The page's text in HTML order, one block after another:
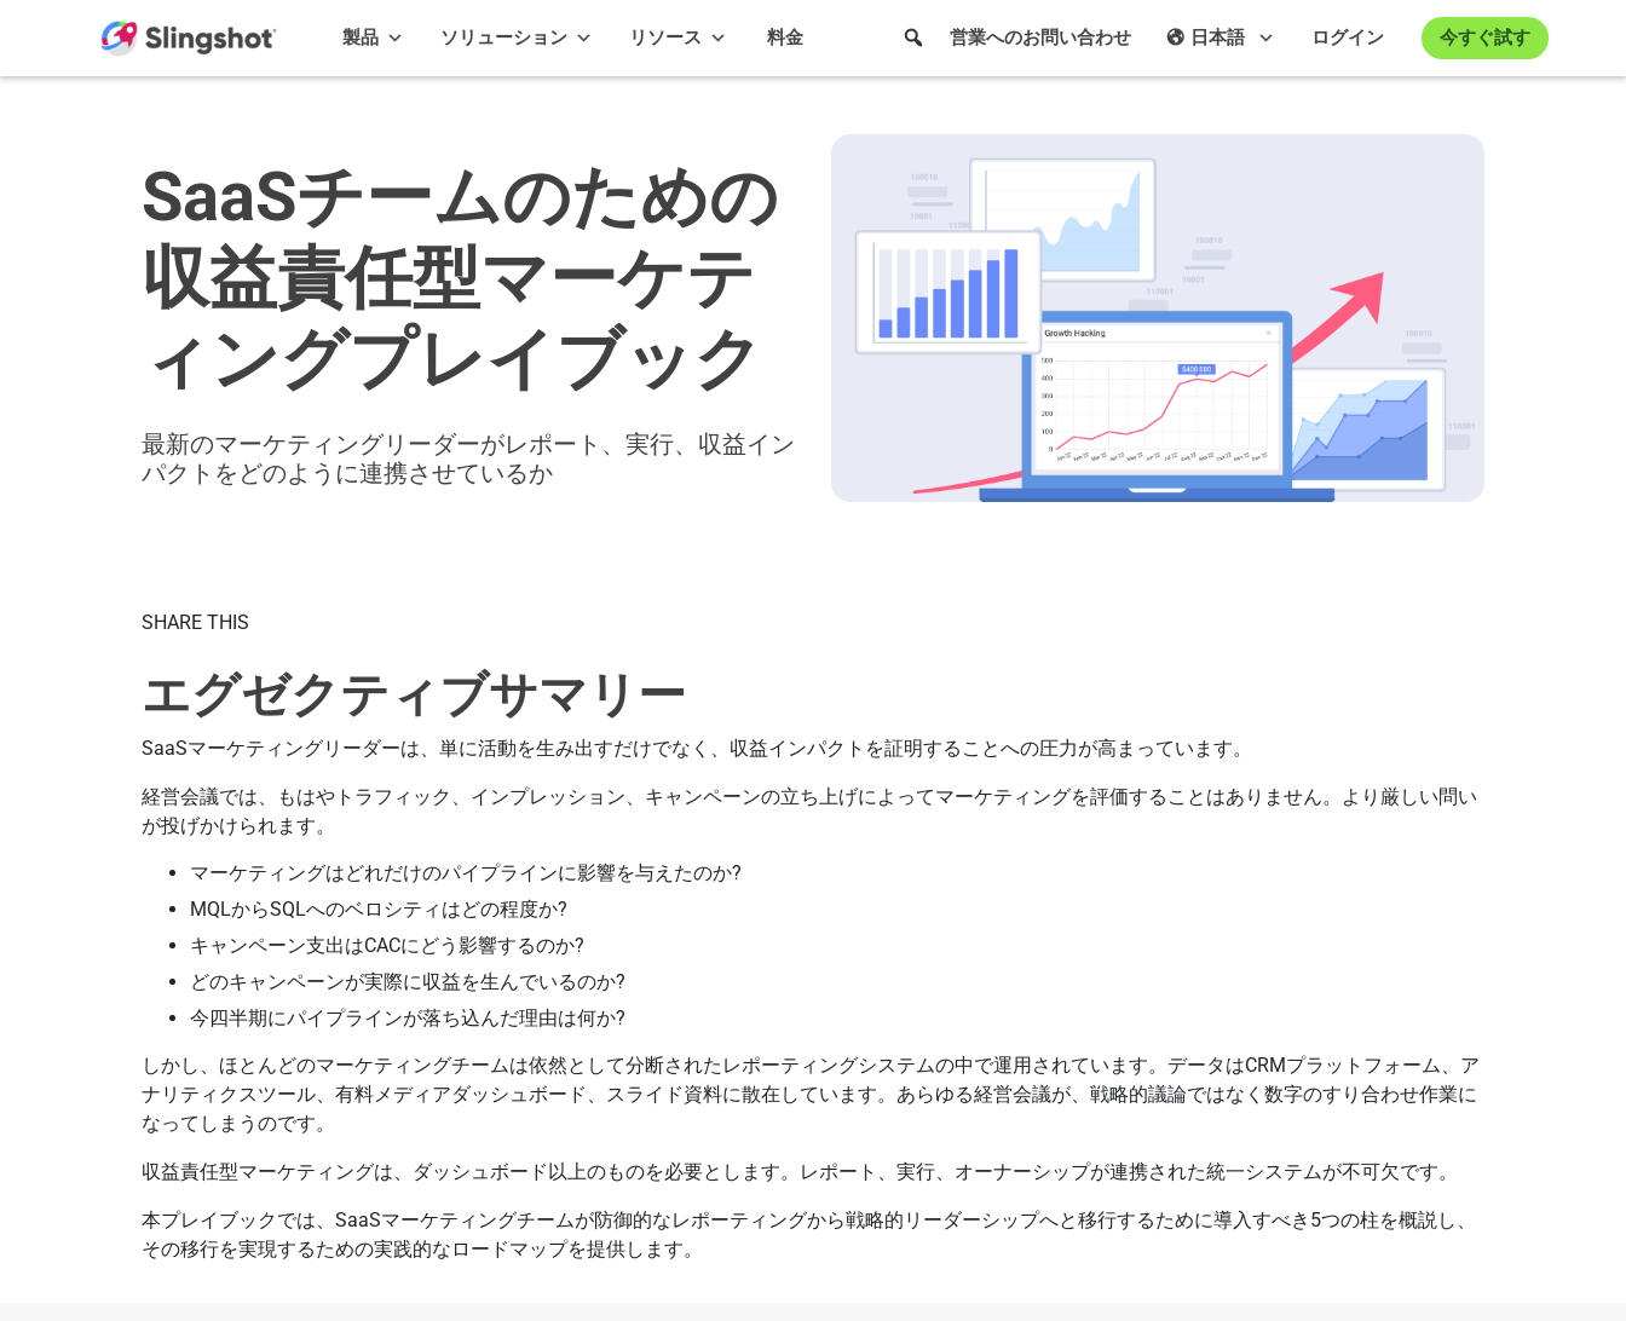
製品 ソリューション リソース 料金 今すぐ試す
ログイン
日本語
営業へのお問い合わせ
SaaSチームのための
収益責任型マーケテ
ィングプレイブック
最新のマーケティングリーダーがレポート、実行、収益イン
パクトをどのように連携させているか
SHARE THIS
エグゼクティブサマリー
SaaSマーケティングリーダーは、単に活動を生み出すだけでなく、収益インパクトを証明することへの圧力が高まっています。
経営会議では、もはやトラフィック、インプレッション、キャンペーンの立ち上げによってマーケティングを評価することはありません。より厳しい問い
が投げかけられます。
マーケティングはどれだけのパイプラインに影響を与えたのか?
MQLからSQLへのベロシティはどの程度か?
キャンペーン支出はCACにどう影響するのか?
どのキャンペーンが実際に収益を生んでいるのか?
今四半期にパイプラインが落ち込んだ理由は何か?
しかし、ほとんどのマーケティングチームは依然として分断されたレポーティングシステムの中で運用されています。データはCRMプラットフォーム、ア
ナリティクスツール、有料メディアダッシュボード、スライド資料に散在しています。あらゆる経営会議が、戦略的議論ではなく数字のすり合わせ作業に
なってしまうのです。
収益責任型マーケティングは、ダッシュボード以上のものを必要とします。レポート、実行、オーナーシップが連携された統一システムが不可欠です。
本プレイブックでは、SaaSマーケティングチームが防御的なレポーティングから戦略的リーダーシップへと移行するために導入すべき5つの柱を概説し、
その移行を実現するための実践的なロードマップを提供します。